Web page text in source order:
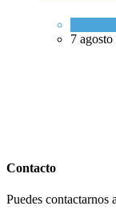
7
Contacto
Puedes